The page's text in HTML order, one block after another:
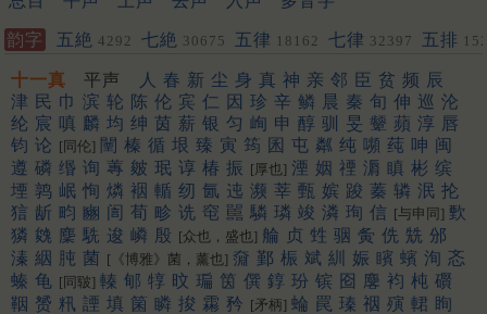
韵字 五絶 4292 七絶 30675 五律 18162 七律 32397 五排
443
聯
十一真 平声 人 春 新 尘 身 真 神 亲 邻 臣 贫 频 辰
津 民 巾 滨 轮 陈 伦 宾 仁 因 珍 辛 鳞 晨 秦 旬 伸 巡 沦
纶 宸 嗔 麟 均 绅 茵 薪 银 匀 峋 申 醇 驯 旻 颦 蘋 淳 唇
钧 论 [同伦] 闉 榛 循 垠 臻 寅 筠 囷 屯 粼 纯 嚬 莼 呻 闽
遵 磷 缗 询 蓴 皴 珉 谆 椿 振 [厚也] 湮 姻 禋 漘 瞋 彬 缤
堙 鹑 岷 恂 燐 裀 輴 纫 氤 迍 濒 莘 甄 嫔 踆 蓁 辚 泯 抡
狺 龂 畇 豳 訚 荀 畛 诜 窀 嚚 驎 璘 竣 潾 珣 信 [与申同] 歅
獜 㕙 麇 駪 逡 嶙 殷 [众也，盛也] 䑳 贞 甡 骃 夤 侁 兟 邠
溱 絪 肫 菌 [《博雅》菌，薰也] 奫 鄞 桭 斌 紃 娠 矉 蠙 洵 忞
螓 龟 [同皲] 轃 郇 犉 旼 㻞 筃 僎 錞 玢 镔 囵 麐 袀 杶 礥
鞇 赟 籸 諲 填 箘 瞵 捘 霦 矜 [矛柄] 蜦 罠 瑧 䄄 殥 輑 眴